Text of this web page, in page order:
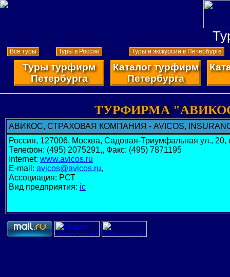
Все туры Туры в России Туры и экскурсии в Петербурге
Туры турфирм
Петербурга
Каталог турфирм
Петербурга
ТУРФИРМА
АВИКОС, СТРАХОВАЯ КОМПАНИЯ - AVICOS,
Россия, 127006, Москва, Садовая-Триумфальная ул., 20,
Телефон: (495) 2075291,, Факс: (495) 7871195
Internet: www.avicos.ru
E-mail: avicos@avicos.ru,
Ассоциация: РСТ
Вид предприятия: ic